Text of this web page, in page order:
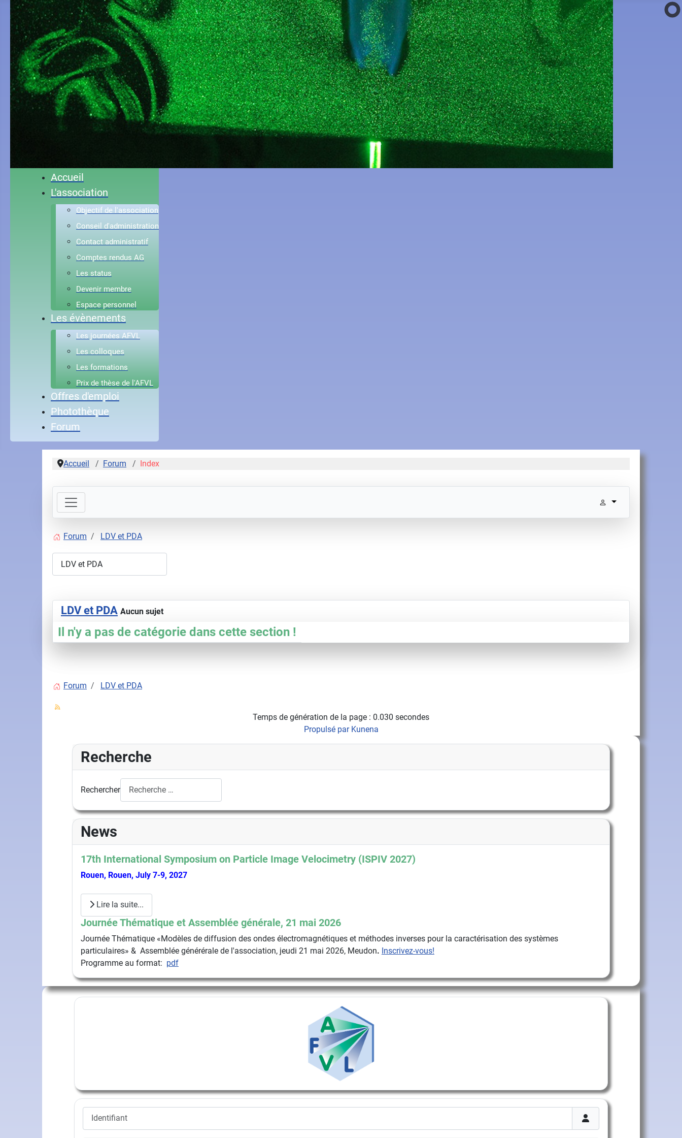
Accueil
L'association
Objectif de l'association
Conseil d'administration
Contact administratif
Comptes rendus AG
Les status
Devenir membre
Espace personnel
Les évènements
Les journées AFVL
Les colloques
Les formations
Prix de thèse de l'AFVL
Offres d'emploi
Photothèque
Forum
Accueil Forum Index
Forum LDV et PDA
LDV et PDA Aucun sujet
Il n'y a pas de catégorie dans cette section !
Forum LDV et PDA
Temps de génération de la page : 0.030 secondes
Propulsé par Kunena
Recherche
Rechercher
News
17th International Symposium on Particle Image Velocimetry (ISPIV 2027)
Rouen, Rouen, July 7-9, 2027
Lire la suite...
Journée Thématique et Assemblée générale, 21 mai 2026
Journée Thématique «Modèles de diffusion des ondes électromagnétiques et méthodes inverses pour la caractérisation des systèmes
particulaires» & Assemblée générérale de l'association, jeudi 21 mai 2026, Meudon. Inscrivez-vous!
Programme au format: pdf